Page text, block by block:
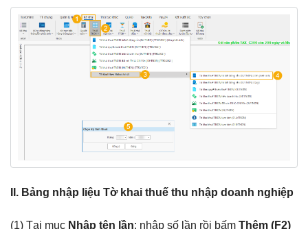
II. Bảng nhập liệu Tờ khai thuế thu nhập doanh nghiệp
(1) Tại mục Nhập tên lần: nhập số lần rồi bấm Thêm (F2)